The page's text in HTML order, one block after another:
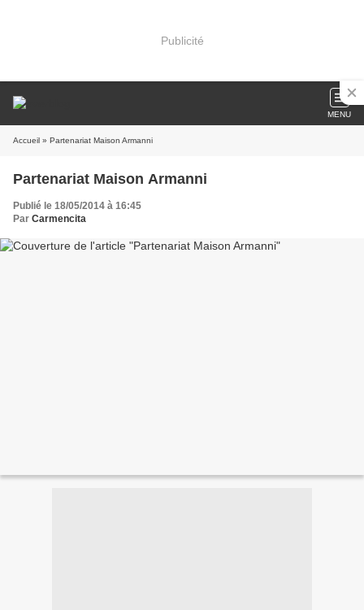
Publicité
MENU
Accueil » Partenariat Maison Armanni
Partenariat Maison Armanni
Publié le 18/05/2014 à 16:45
Par Carmencita